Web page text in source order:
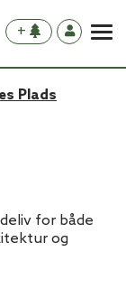
+
Plads
for både
og